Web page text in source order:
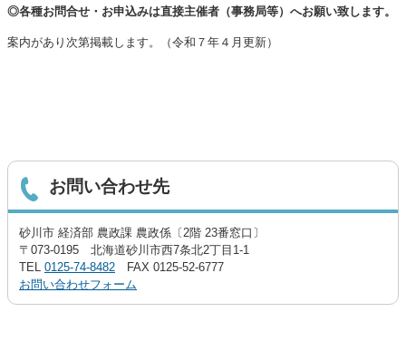
◎各種お問合せ・お申込みは直接主催者（事務局等）へお願い致します。
案内があり次第掲載します。（令和７年４月更新）
お問い合わせ先
砂川市 経済部 農政課 農政係〔2階 23番窓口〕
〒073-0195 北海道砂川市西7条北2丁目1-1
TEL 0125-74-8482 FAX 0125-52-6777
お問い合わせフォーム